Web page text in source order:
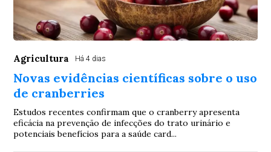
Agricultura Há 4 dias
Novas evidências científicas sobre o uso
de cranberries
Estudos recentes confirmam que o cranberry apresenta
eficácia na prevenção de infecções do trato urinário e
potenciais benefícios para a saúde card...